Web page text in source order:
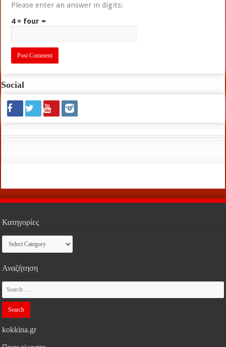
Please enter an answer in digits:
4 × four =
Social
Κατηγορίες
Κατηγορίες
Αναζήτηση
kokkina.gr